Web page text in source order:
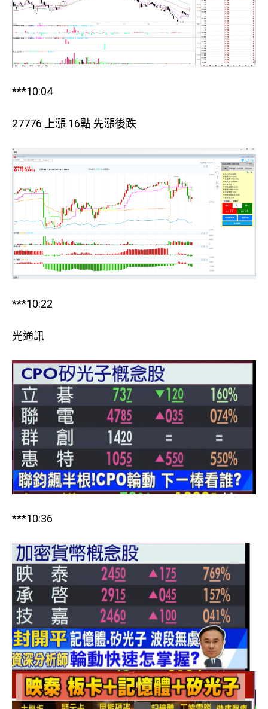
***10:04
27776 上漲 16點 先漲後跌
***10:22
光通訊
***10:36